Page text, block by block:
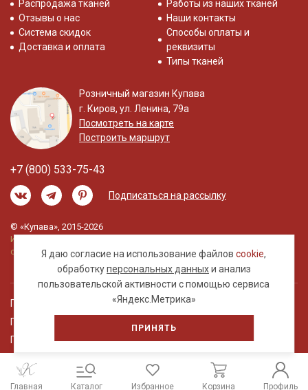
Я даю согласие на использование файловcookie,
обработкуперсональных данныхи анализ
пользовательской активности с помощью сервиса
«Яндекс.Метрика»
ПРИНЯТЬ
Распродажа тканей
Отзывы о нас
Система скидок
Доставка и оплата
Работы из наших тканей
Наши контакты
Способы оплаты и
реквизиты
Типы тканей
Розничный магазин Купава
г. Киров, ул. Ленина, 79а
Посмотреть на карте
Построить маршрут
+7 (800) 533-75-43
Подписаться на рассылку
© «Купава», 2015-2026
Информация на сайте не является публичной
офертой.
Правовая информация
Политика обработки персональных данных
Пользовательское соглашение
Главная Каталог Избранное Корзина Профиль